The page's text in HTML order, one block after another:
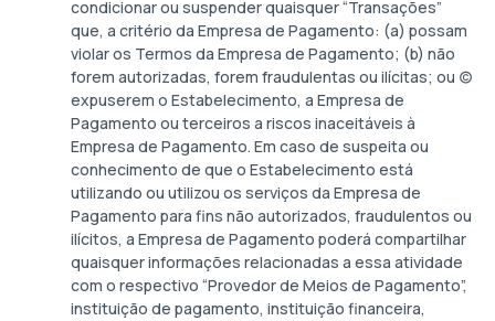
condicionar ou suspender quaisquer “Transações”
que, a critério da Empresa de Pagamento: (a) possam
violar os Termos da Empresa de Pagamento; (b) não
forem autorizadas, forem fraudulentas ou ilícitas; ou (c)
expuserem o Estabelecimento, a Empresa de
Pagamento ou terceiros a riscos inaceitáveis à
Empresa de Pagamento. Em caso de suspeita ou
conhecimento de que o Estabelecimento está
utilizando ou utilizou os serviços da Empresa de
Pagamento para fins não autorizados, fraudulentos ou
ilícitos, a Empresa de Pagamento poderá compartilhar
quaisquer informações relacionadas a essa atividade
com o respectivo “Provedor de Meios de Pagamento”,
instituição de pagamento, instituição financeira,